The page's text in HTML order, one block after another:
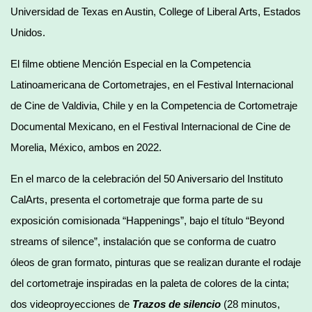
Universidad de Texas en Austin, College of Liberal Arts, Estados
Unidos.
El filme obtiene Mención Especial en la Competencia
Latinoamericana de Cortometrajes, en el Festival Internacional
de Cine de Valdivia, Chile y en la Competencia de Cortometraje
Documental Mexicano, en el Festival Internacional de Cine de
Morelia, México, ambos en 2022.
En el marco de la celebración del 50 Aniversario del Instituto
CalArts, presenta el cortometraje que forma parte de su
exposición comisionada “Happenings”, bajo el título “Beyond
streams of silence”, instalación que se conforma de cuatro
óleos de gran formato, pinturas que se realizan durante el rodaje
del cortometraje inspiradas en la paleta de colores de la cinta;
dos videoproyecciones de Trazos de silencio (28 minutos,